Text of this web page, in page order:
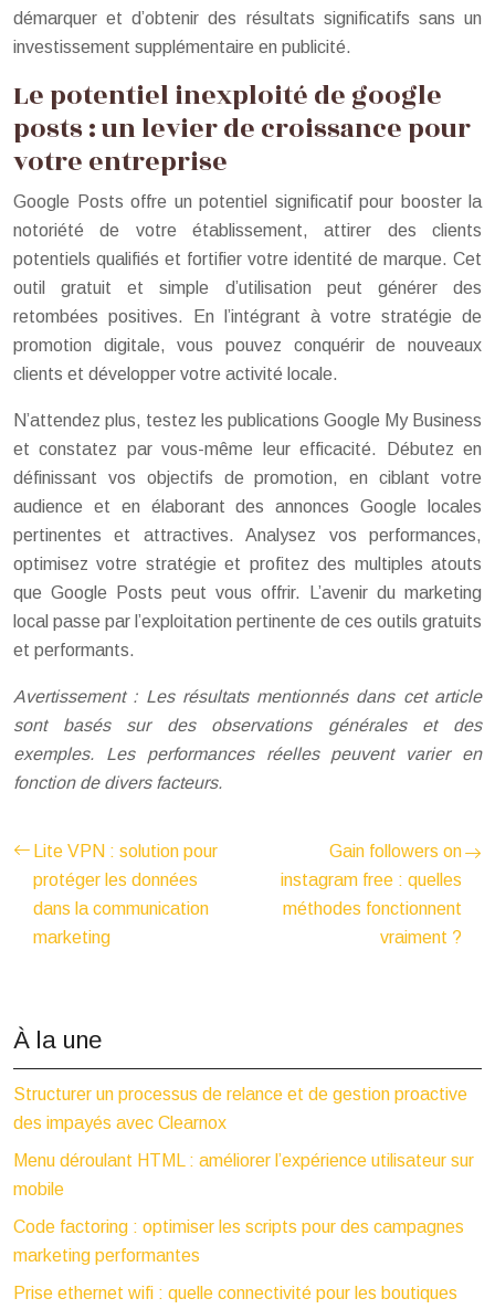
démarquer et d’obtenir des résultats significatifs sans un
investissement supplémentaire en publicité.
Le potentiel inexploité de google
posts : un levier de croissance pour
votre entreprise
Google Posts offre un potentiel significatif pour booster la
notoriété de votre établissement, attirer des clients
potentiels qualifiés et fortifier votre identité de marque. Cet
outil gratuit et simple d’utilisation peut générer des
retombées positives. En l’intégrant à votre stratégie de
promotion digitale, vous pouvez conquérir de nouveaux
clients et développer votre activité locale.
N’attendez plus, testez les publications Google My Business
et constatez par vous-même leur efficacité. Débutez en
définissant vos objectifs de promotion, en ciblant votre
audience et en élaborant des annonces Google locales
pertinentes et attractives. Analysez vos performances,
optimisez votre stratégie et profitez des multiples atouts
que Google Posts peut vous offrir. L’avenir du marketing
local passe par l’exploitation pertinente de ces outils gratuits
et performants.
Avertissement : Les résultats mentionnés dans cet article
sont basés sur des observations générales et des
exemples. Les performances réelles peuvent varier en
fonction de divers facteurs.
Lite VPN : solution pour
protéger les données
dans la communication
marketing
Gain followers on
instagram free : quelles
méthodes fonctionnent
vraiment ?
À la une
Structurer un processus de relance et de gestion proactive
des impayés avec Clearnox
Menu déroulant HTML : améliorer l’expérience utilisateur sur
mobile
Code factoring : optimiser les scripts pour des campagnes
marketing performantes
Prise ethernet wifi : quelle connectivité pour les boutiques